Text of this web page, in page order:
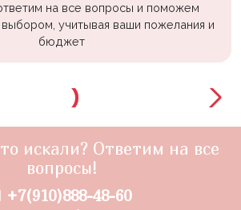
на все вопросы и поможем
учитывая ваши пожелания и
бюджет
искали? Ответим на все
вопросы!
+7(910)888-48-60